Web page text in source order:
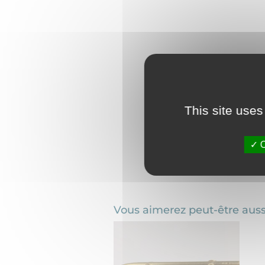
Vous aimerez peut-être
This site